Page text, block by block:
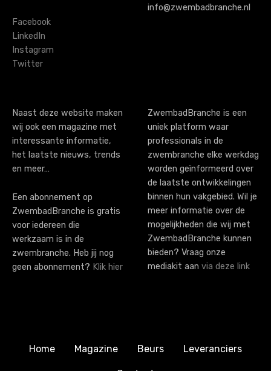
i
g
a
i
o
n
Facebook
LinkedIn
Instagram
Twitter
info@zwembadbranche.nl
Naast deze website maken
wij ook een magazine met
interessante informatie,
het laatste nieuws, trends
en meer…
Een abonnement op
ZwembadBranche is gratis
voor iedereen die
werkzaam is in de
zwembranche. Heb jij nog
geen abonnement? Klik hier
ZwembadBranche is een
uniek platform waar
professionals in de
zwembranche elke werkdag
worden geïnformeerd over
de laatste ontwikkelingen
binnen hun vakgebied. Wil je
meer informatie over de
mogelijkheden die wij met
ZwembadBranche kunnen
bieden? Vraag onze
mediakit aan via deze link
Home Magazine Beurs Leveranciers